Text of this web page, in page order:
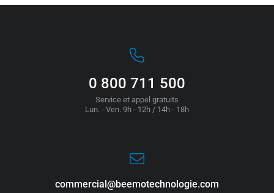
0 800 711 500
Service et appel gratuits
Lun. - Ven. 9h - 12h / 14h - 18h
commercial@beemotechnologie.com